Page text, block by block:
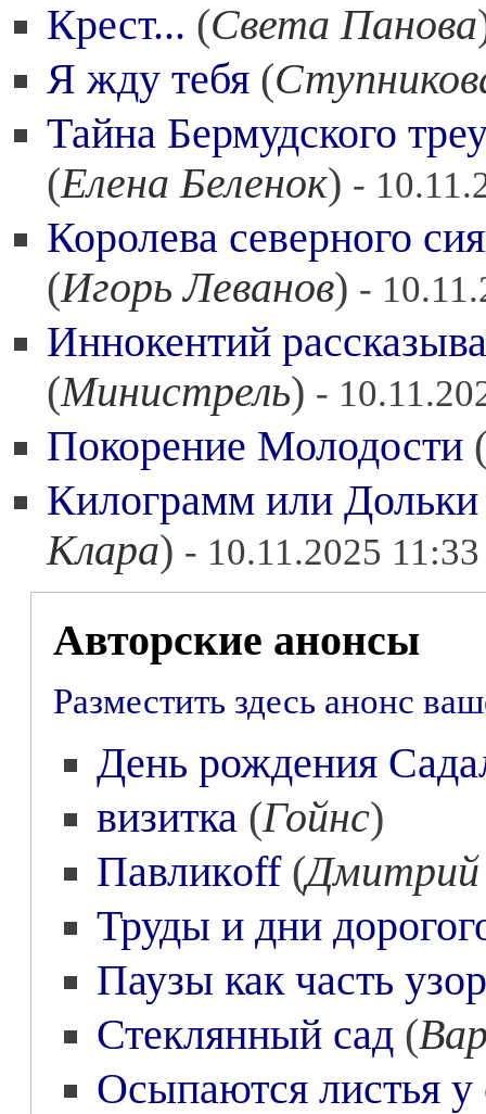
Крест... (Света Панова
Я жду тебя (
Тайна Бермудского
(Елена Беленок) -
Королева северного
(Игорь Леванов) -
Иннокентий
(Министрель) -
Покорение Молодости
Килограмм или
Клара) - 10.11.2025 11:33
Авторские анонсы
Разместить здесь анонс
День рождения
визитка (Гойнс)
Павликoff(
Труды и дни
Паузы как часть
Стеклянный сад (
Осыпаются листья у